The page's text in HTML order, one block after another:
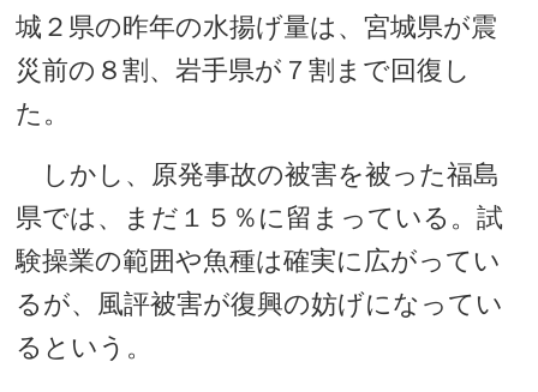
城２県の昨年の水揚げ量は、宮城県が震
災前の８割、岩手県が７割まで回復し
た。
しかし、原発事故の被害を被った福島
県では、まだ１５％に留まっている。試
験操業の範囲や魚種は確実に広がってい
るが、風評被害が復興の妨げになってい
るという。